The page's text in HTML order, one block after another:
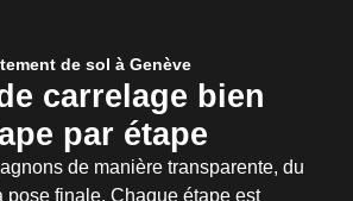
de sol à Genève
carrelage bien
par étape
de manière transparente, du
pose finale. Chaque étape est